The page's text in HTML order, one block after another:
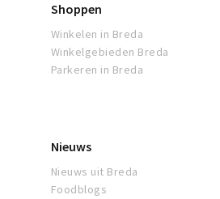
Shoppen
Winkelen in Breda
Winkelgebieden Breda
Parkeren in Breda
Nieuws
Nieuws uit Breda
Foodblogs